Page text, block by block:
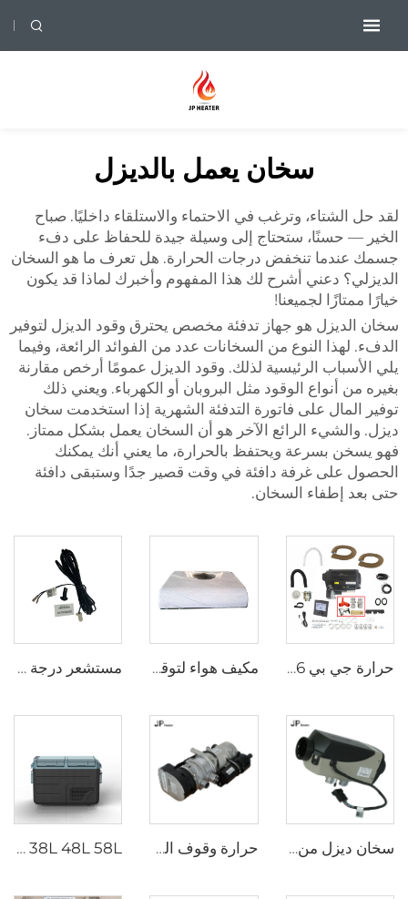
سخان يعمل بالديزل
لقد حل الشتاء، وترغب في الاحتماء والاستلقاء داخليًا. صباح
الخير — حسنًا، ستحتاج إلى وسيلة جيدة للحفاظ على دفء
جسمك عندما تنخفض درجات الحرارة. هل تعرف ما هو السخان
الديزلي؟ دعني أشرح لك هذا المفهوم وأخبرك لماذا قد يكون
خيارًا ممتازًا لجميعنا!
سخان الديزل هو جهاز تدفئة مخصص يحترق وقود الديزل لتوفير
الدفء. لهذا النوع من السخانات عدد من الفوائد الرائعة، وفيما
يلي الأسباب الرئيسية لذلك. وقود الديزل عمومًا أرخص مقارنة
بغيره من أنواع الوقود مثل البروبان أو الكهرباء. ويعني ذلك
توفير المال على فاتورة التدفئة الشهرية إذا استخدمت سخان
ديزل. والشيء الرائع الآخر هو أن السخان يعمل بشكل ممتاز.
فهو يسخن بسرعة ويحتفظ بالحرارة، ما يعني أنك يمكنك
الحصول على غرفة دافئة في وقت قصير جدًا وستبقى دافئة
حتى بعد إطفاء السخان.
حرارة جي بي 6 كيلوواط 12 فولت LPG غاز كومبي 110 فولت 220 فولت هواء وماء ساخن مماثل لترما كومبي 6e مكيف هواء لتوقف كابينة الشاحنة 24 فولت مع ضمان طويل الأمد لمكيف هواء الشاحنة النائمة مستشعر درجة الحرارة الخارجي من البلاستيك من نوع MOQ المنخفض لجهاز تسخين مواقف السيارات بقدرة 2.2kw و 4kw
سخان ديزل من ويبيستو بقدرة ٢,٢ كيلوواط / ٢,٦ كيلوواط، ١٢ فولت / ٢٤ فولت، لمقصورة الشاحنات ووقت الوقوف، سخان هواء من إبيرسباخر حرارة وقوف السيارات 9 كيلوواط 12 فولت ديزل البنزين حرارة للشاحنات الحفارة الحافلة خارج الطريق JP 38L 48L 58L مزدوج المنطقة المحمول للتخييم الكهربائي المبرد صندوق DC ضاغط المجمد الثلاجة ثلاجات سيارات